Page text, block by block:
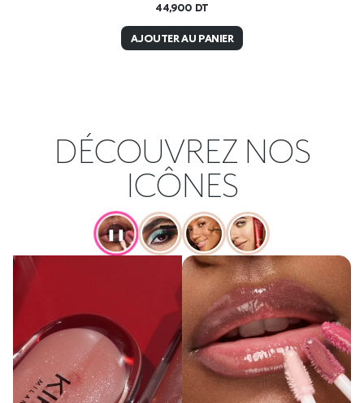
44,900 DT
AJOUTER AU PANIER
DÉCOUVREZ NOS
ICÔNES
❚❚